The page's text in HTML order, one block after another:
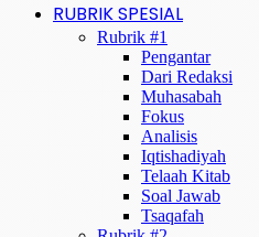
RUBRIK SPESIAL
Rubrik #1
Pengantar
Dari Redaksi
Muhasabah
Fokus
Analisis
Iqtishadiyah
Telaah Kitab
Soal Jawab
Tsaqafah